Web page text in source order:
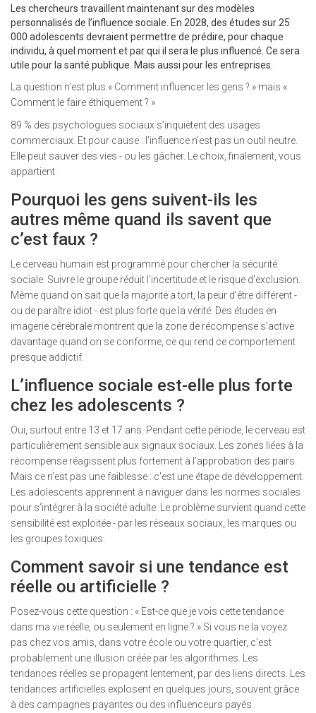
Les chercheurs travaillent maintenant sur des modèles
personnalisés de l’influence sociale. En 2028, des études sur 25
000 adolescents devraient permettre de prédire, pour chaque
individu, à quel moment et par qui il sera le plus influencé. Ce sera
utile pour la santé publique. Mais aussi pour les entreprises.
La question n’est plus « Comment influencer les gens ? » mais «
Comment le faire éthiquement ? »
89 % des psychologues sociaux s’inquiètent des usages
commerciaux. Et pour cause : l’influence n’est pas un outil neutre.
Elle peut sauver des vies - ou les gâcher. Le choix, finalement, vous
appartient.
Pourquoi les gens suivent-ils les
autres même quand ils savent que
c’est faux ?
Le cerveau humain est programmé pour chercher la sécurité
sociale. Suivre le groupe réduit l’incertitude et le risque d’exclusion.
Même quand on sait que la majorité a tort, la peur d’être différent -
ou de paraître idiot - est plus forte que la vérité. Des études en
imagerie cérébrale montrent que la zone de récompense s’active
davantage quand on se conforme, ce qui rend ce comportement
presque addictif.
L’influence sociale est-elle plus forte
chez les adolescents ?
Oui, surtout entre 13 et 17 ans. Pendant cette période, le cerveau est
particulièrement sensible aux signaux sociaux. Les zones liées à la
récompense réagissent plus fortement à l’approbation des pairs.
Mais ce n’est pas une faiblesse : c’est une étape de développement.
Les adolescents apprennent à naviguer dans les normes sociales
pour s’intégrer à la société adulte. Le problème survient quand cette
sensibilité est exploitée - par les réseaux sociaux, les marques ou
les groupes toxiques.
Comment savoir si une tendance est
réelle ou artificielle ?
Posez-vous cette question : « Est-ce que je vois cette tendance
dans ma vie réelle, ou seulement en ligne ? » Si vous ne la voyez
pas chez vos amis, dans votre école ou votre quartier, c’est
probablement une illusion créée par les algorithmes. Les
tendances réelles se propagent lentement, par des liens directs. Les
tendances artificielles explosent en quelques jours, souvent grâce
à des campagnes payantes ou des influenceurs payés.